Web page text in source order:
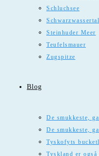
Schluchsee
Schwarzwassertal
Steinhuder Meer
Teufelsmauer
Zugspitze
Blog
De smukkeste,
De smukkeste,
Tyskofyts
Tyskland er også